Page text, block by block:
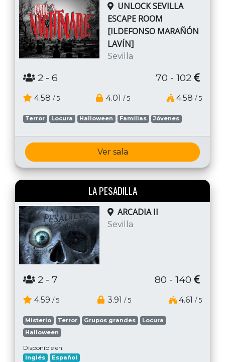
UNLOCK SEVILLA
ESCAPE ROOM
[ILDEFONSO MARAÑÓN
LAVÍN]
Sevilla
2 - 6 70 - 102
4.58 / 5 4.01 / 5 4.58 / 5
Terror Locura Halloween Familias Jóvenes
Ver sala
LA PESADILLA
ARCADIA II
Sevilla
2 - 7 80 - 140
4.59 / 5 3.91 / 5 4.61 / 5
Misterio Terror Grupos grandes
Locura
Halloween
Disponible en:
Inglés Español